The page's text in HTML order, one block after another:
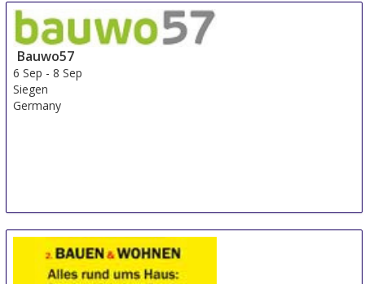
Bauwo57
6 Sep -8 Sep
Siegen
Germany